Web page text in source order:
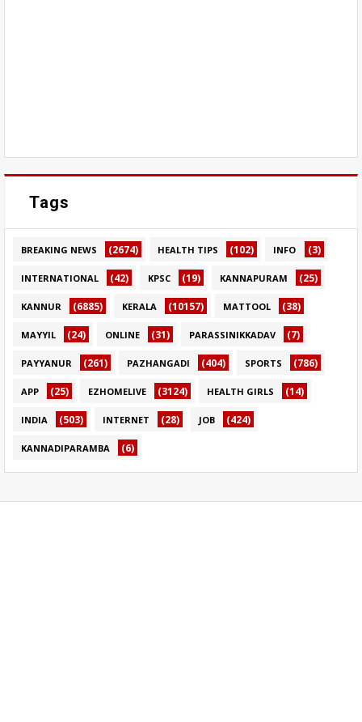
Tags
BREAKING NEWS (2674) HEALTH TIPS (102) INFO (3)
INTERNATIONAL (42) KPSC (19) KANNAPURAM (25)
KANNUR (6885) KERALA (10157) MATTOOL (38)
MAYYIL (24) ONLINE (31) PARASSINIKKADAV (7)
PAYYANUR (261) PAZHANGADI (404) SPORTS (786)
APP (25) EZHOMELIVE (3124) HEALTH GIRLS (14)
INDIA (503) INTERNET (28) JOB (424)
KANNADIPARAMBA (6)